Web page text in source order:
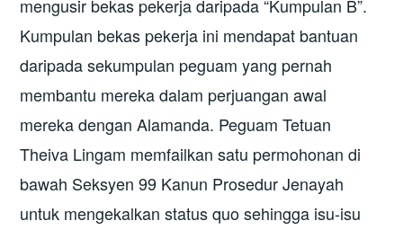
mengusir bekas pekerja daripada “Kumpulan B”.
Kumpulan bekas pekerja ini mendapat bantuan
daripada sekumpulan peguam yang pernah
membantu mereka dalam perjuangan awal
mereka dengan Alamanda. Peguam Tetuan
Theiva Lingam memfailkan satu permohonan di
bawah Seksyen 99 Kanun Prosedur Jenayah
untuk mengekalkan status quo sehingga isu-isu